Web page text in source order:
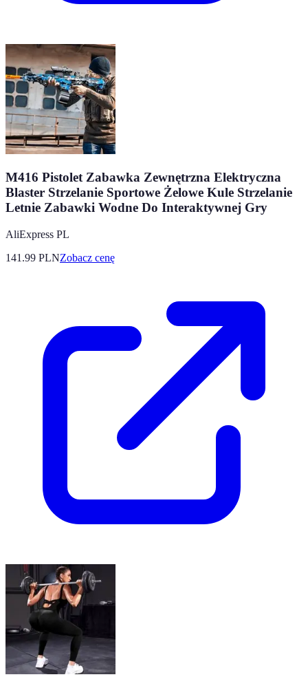
M416 Pistolet Zabawka Zewnętrzna Elektryczna
Blaster Strzelanie Sportowe Żelowe Kule Strzelanie
Letnie Zabawki Wodne Do Interaktywnej Gry
AliExpress PL
141.99 PLNZobacz cenę